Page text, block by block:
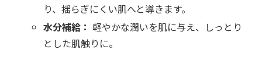
り、揺らぎにくい肌へと導きます。
水分補給： 軽やかな潤いを肌に与え、しっとり
とした肌触りに。